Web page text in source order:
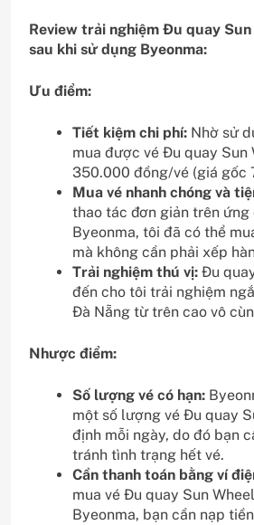
Review trải nghiệm Đu quay
sau khi sử dụng Byeonma:
Ưu điểm:
Tiết kiệm chi phí: Nhờ sử
mua được vé Đu quay Sun
350.000 đồng/vé (giá gốc
Mua vé nhanh chóng và
thao tác đơn giản trên ứng
Byeonma, tôi đã có thể
mà không cần phải xếp
Trải nghiệm thú vị: Đu
đến cho tôi trải nghiệm
Đà Nẵng từ trên cao vô
Nhược điểm:
Số lượng vé có hạn:
một số lượng vé Đu quay
định mỗi ngày, do đó bạn
tránh tình trạng hết vé.
Cần thanh toán bằng ví
mua vé Đu quay Sun
Byeonma, bạn cần nạp